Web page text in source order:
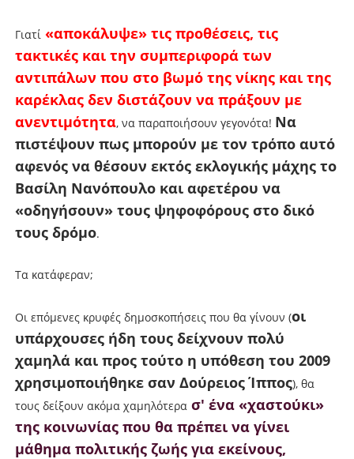
Γιατί«αποκάλυψε» τις προθέσεις, τις
τακτικές και την συμπεριφορά των
αντιπάλων που στο βωμό της νίκης και της
καρέκλας δεν διστάζουν να πράξουν με
ανεντιμότητα, να παραποιήσουν γεγονότα! Να
πιστέψουν πως μπορούν με τον τρόπο αυτό
αφενός να θέσουν εκτός εκλογικής μάχης το
Βασίλη Νανόπουλο και αφετέρου να
«οδηγήσουν» τους ψηφοφόρους στο δικό
τους δρόμο.
Τα κατάφεραν;
Οι επόμενες κρυφές δημοσκοπήσεις που θα γίνουν (οι
υπάρχουσες ήδη τους δείχνουν πολύ
χαμηλά και προς τούτο η υπόθεση του 2009
χρησιμοποιήθηκε σαν Δούρειος Ίππος), θα
τους δείξουν ακόμα χαμηλότερασ' ένα «χαστούκι»
της κοινωνίας που θα πρέπει να γίνει
μάθημα πολιτικής ζωής για εκείνους,